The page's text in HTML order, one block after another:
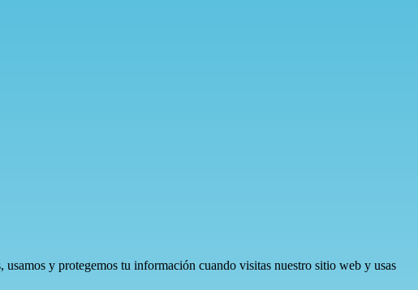
y protegemos tu información cuando visitas nuestro sitio web y usas